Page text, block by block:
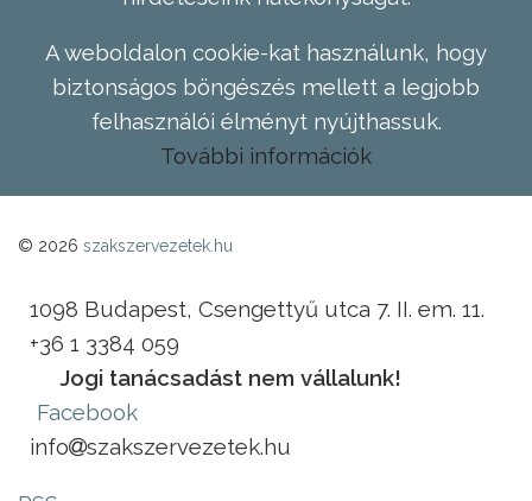
A weboldalon cookie-kat használunk, hogy
biztonságos böngészés mellett a legjobb
felhasználói élményt nyújthassuk.
További információk
© 2026 szakszervezetek.hu
1098 Budapest, Csengettyű utca 7. II. em. 11.
+36 1 3384 059
Jogi tanácsadást nem vállalunk!
Facebook
info
szakszervezetek.hu